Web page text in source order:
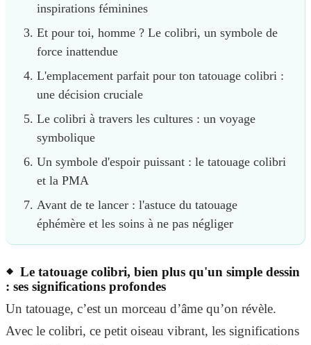
inspirations féminines
Et pour toi, homme ? Le colibri, un symbole de
force inattendue
L'emplacement parfait pour ton tatouage colibri :
une décision cruciale
Le colibri à travers les cultures : un voyage
symbolique
Un symbole d'espoir puissant : le tatouage colibri
et la PMA
Avant de te lancer : l'astuce du tatouage
éphémère et les soins à ne pas négliger
Le tatouage colibri, bien plus qu'un simple dessin
: ses significations profondes
Un tatouage, c’est un morceau d’âme qu’on révèle.
Avec le colibri, ce petit oiseau vibrant, les significations